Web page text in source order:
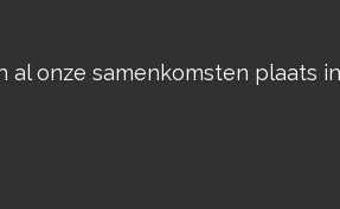
al onze samenkomsten plaats